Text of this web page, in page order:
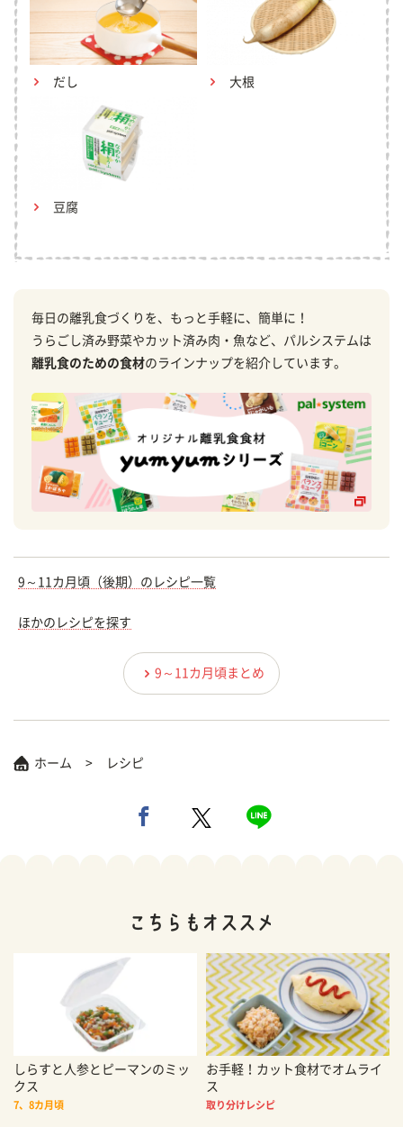
だし 大根
豆腐
毎日の離乳食づくりを、もっと手軽に、簡単に！
うらごし済み野菜やカット済み肉・魚など、パルシステムは
離乳食のための食材のラインナップを紹介しています。
9～11カ月頃（後期）のレシピ一覧
ほかのレシピを探す
9～11カ月頃まとめ
ホーム レシピ
しらすと人参とピーマンのミッ
クス
7、8カ月頃
お手軽！カット食材でオムライ
ス
取り分けレシピ